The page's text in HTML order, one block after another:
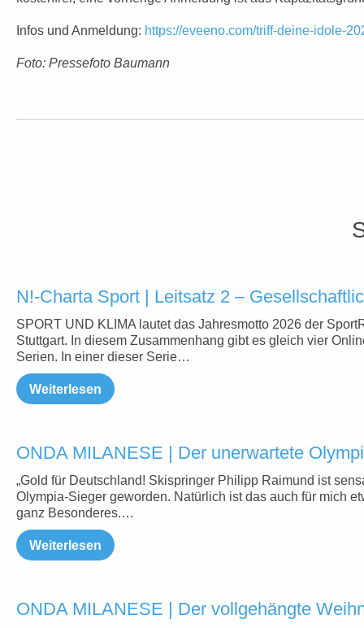
Infos und Anmeldung: https://eveeno.com/triff-deine-idole-
Foto: Pressefoto Baumann
N!-Charta Sport | Leitsatz 2 –
SPORT UND KLIMA lautet das Jahresmotto 2026 der
Stuttgart. In diesem Zusammenhang gibt es gleich vier
Serien. In einer dieser Serie…
Weiterlesen
ONDA MILANESE | Der unerwartete
„Gold für Deutschland! Skispringer Philipp Raimund ist
Olympia-Sieger geworden. Natürlich ist das auch für mich
ganz Besonderes.…
Weiterlesen
ONDA MILANESE | Der vollgehängte